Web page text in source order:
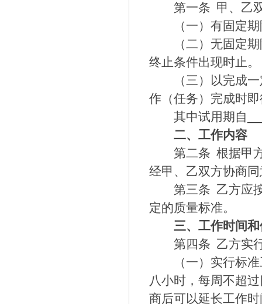
第一条 甲、乙
（一）有固定
（二）无固定
终止条件出现时止。
（三）以完成
作（任务）完成时
其中试用期自
二、工作内容
第二条 根据甲
经甲、乙双方协商
第三条 乙方应
定的质量标准。
三、工作时间
第四条 乙方实
（一）实行标
八小时，每周不超
商后可以延长工作